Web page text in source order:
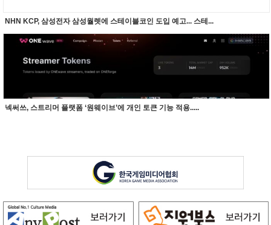
NHN KCP, 삼성전자 삼성월렛에 스테이블코인 도입 예고... 스테...
넥써쓰, 스트리머 플랫폼 ‘원웨이브’에 개인 토큰 기능 적용.....